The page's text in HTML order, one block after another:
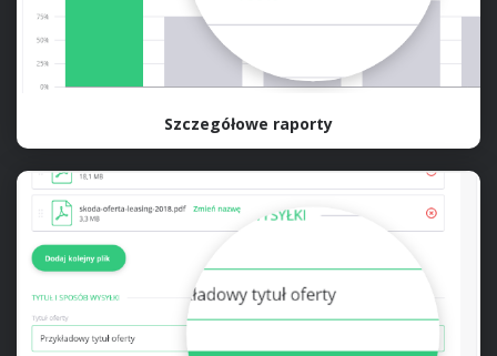
Szczegółowe raporty